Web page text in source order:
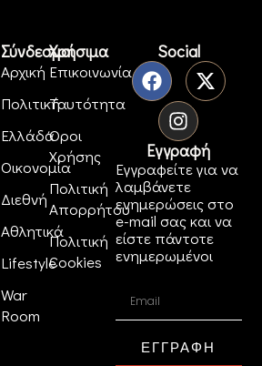
Σύνδεσμοι
Αρχική
Πολιτική
Ελλάδα
Οικονομία
Διεθνή
Αθλητικά
Lifestyle
War
Room
Χρήσιμα
Επικοινωνία
Ταυτότητα
Όροι
Χρήσης
Πολιτική
Απορρήτου
Πολιτική
Cookies
Social
Εγγραφή
Εγγραφείτε για να
λαμβάνετε
ενημερώσεις στο
e-mail σας και να
είστε πάντοτε
ενημερωμένοι
ΕΓΓΡΑΦΗ